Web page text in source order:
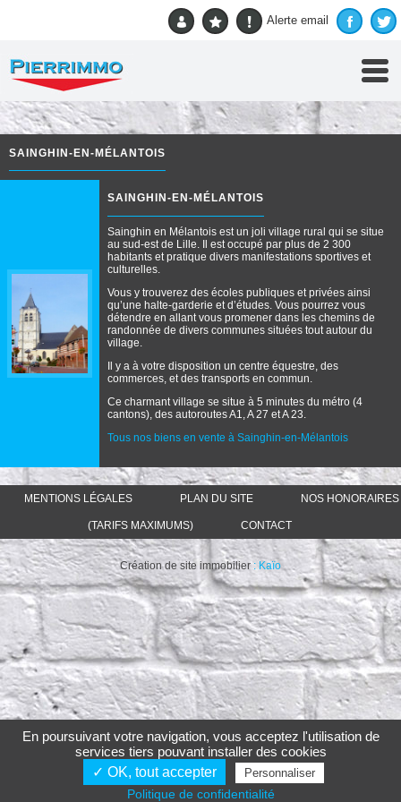
Alerte email
> Nos villes > Sainghin-en-Mélantois
SAINGHIN-EN-MÉLANTOIS
SAINGHIN-EN-MÉLANTOIS
Sainghin en Mélantois est un joli village rural qui se situe
au sud-est de Lille. Il est occupé par plus de 2 300
habitants et pratique divers manifestations sportives et
culturelles.
Vous y trouverez des écoles publiques et privées ainsi
qu’une halte-garderie et d’études. Vous pourrez vous
détendre en allant vous promener dans les chemins de
randonnée de divers communes situées tout autour du
village.
Il y a à votre disposition un centre équestre, des
commerces, et des transports en commun.
Ce charmant village se situe à 5 minutes du métro (4
cantons), des autoroutes A1, A 27 et A 23.
Tous nos biens en vente à Sainghin-en-Mélantois
MENTIONS LÉGALES PLAN DU SITE NOS HONORAIRES
(TARIFS MAXIMUMS) CONTACT
Création de site immobilier: Kaïo
En poursuivant votre navigation, vous acceptez l'utilisation de
services tiers pouvant installer des cookies
✓ OK, tout accepter
Personnaliser
Politique de confidentialité